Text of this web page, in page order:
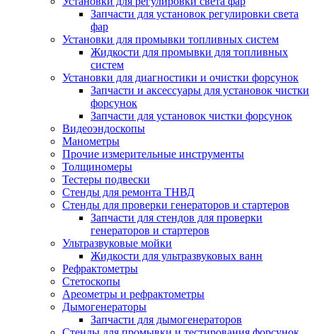
Запчасти для установок регулировки света
фар
Установки для промывки топливных систем
Жидкости для промывки для топливных
систем
Установки для диагностики и очистки форсунок
Запчасти и аксессуары для установок чистки
форсунок
Запчасти для установок чистки форсунок
Видеоэндоскопы
Манометры
Прочие измерительные инструменты
Толщиномеры
Тестеры подвески
Стенды для ремонта ТНВД
Стенды для проверки генераторов и стартеров
Запчасти для стендов для проверки
генераторов и стартеров
Ультразвуковые мойки
Жидкости для ультразвуковых ванн
Рефрактометры
Стетоскопы
Ареометры и рефрактометры
Дымогенераторы
Запчасти для дымогенераторов